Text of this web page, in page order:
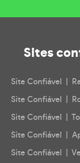
Sites
Site Confiável |
Site Confiável |
Site Confiável |
Site Confiável |
Site Confiável |